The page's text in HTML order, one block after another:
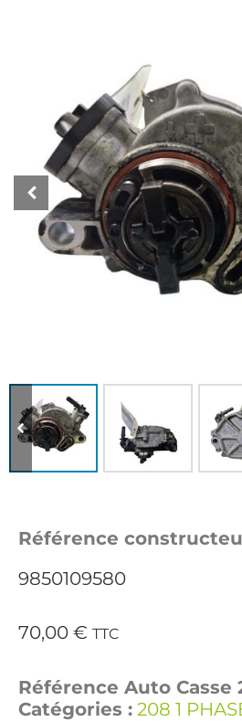
Référence
9850109580
70,00 € TTC
Référence Auto Casse
Catégories : 208 1